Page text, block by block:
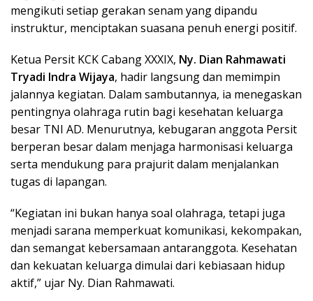
mengikuti setiap gerakan senam yang dipandu
instruktur, menciptakan suasana penuh energi positif.
Ketua Persit KCK Cabang XXXIX, Ny. Dian Rahmawati
Tryadi Indra Wijaya, hadir langsung dan memimpin
jalannya kegiatan. Dalam sambutannya, ia menegaskan
pentingnya olahraga rutin bagi kesehatan keluarga
besar TNI AD. Menurutnya, kebugaran anggota Persit
berperan besar dalam menjaga harmonisasi keluarga
serta mendukung para prajurit dalam menjalankan
tugas di lapangan.
“Kegiatan ini bukan hanya soal olahraga, tetapi juga
menjadi sarana memperkuat komunikasi, kekompakan,
dan semangat kebersamaan antaranggota. Kesehatan
dan kekuatan keluarga dimulai dari kebiasaan hidup
aktif,” ujar Ny. Dian Rahmawati.